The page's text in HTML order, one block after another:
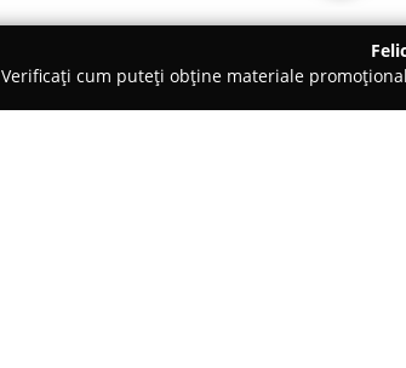
Verificați cum puteți obține materiale